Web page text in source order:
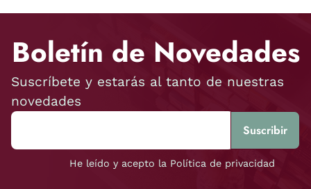
Boletín de Novedades
Suscríbete y estarás al tanto de nuestras
novedades
He leído y acepto la Política de privacidad